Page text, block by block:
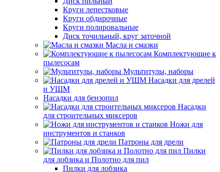
Круги лепестковые
Круги обдирочные
Круги полировальные
Диск точильный, круг заточной
Масла и смазки
Комплектующие к
пылесосам
Мультитулы, наборы
Насадки для дрелей
и УШМ
Насадки для бензопил
Насадки
для строительных миксеров
Ножи для
инструментов и станков
Патроны для дрели
Пилки
для лобзика и Полотно для пил
Пилки для лобзика